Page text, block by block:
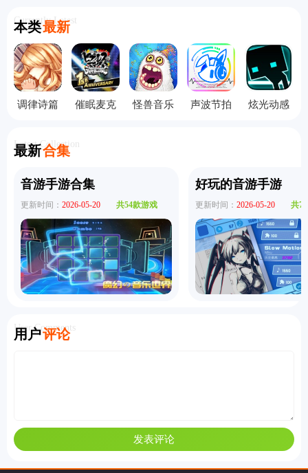
本类最新
Currently Latest
调律诗篇
催眠麦克
怪兽音乐
声波节拍
炫光动感
最新合集
Latest Collection
音游手游合集
更新时间： 2026-05-20 共54款游戏
好玩的音游手游
更新时间： 2026-05-20 共
用户评论
User Comments